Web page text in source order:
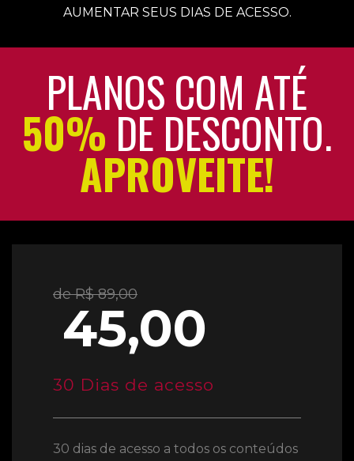
AUMENTAR SEUS DIAS DE ACESSO.
PLANOS COM ATÉ
50% DE DESCONTO.
APROVEITE!
de R$ 89,00
45,00
30 Dias de acesso
30 dias de acesso a todos os conteúdos